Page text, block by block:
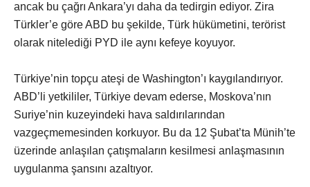
ancak bu çağrı Ankara’yı daha da tedirgin ediyor. Zira
Türkler’e göre ABD bu şekilde, Türk hükümetini, terörist
olarak nitelediği PYD ile aynı kefeye koyuyor.
Türkiye’nin topçu ateşi de Washington’ı kaygılandırıyor.
ABD’li yetkililer, Türkiye devam ederse, Moskova’nın
Suriye’nin kuzeyindeki hava saldırılarından
vazgeçmemesinden korkuyor. Bu da 12 Şubat’ta Münih’te
üzerinde anlaşılan çatışmaların kesilmesi anlaşmasının
uygulanma şansını azaltıyor.